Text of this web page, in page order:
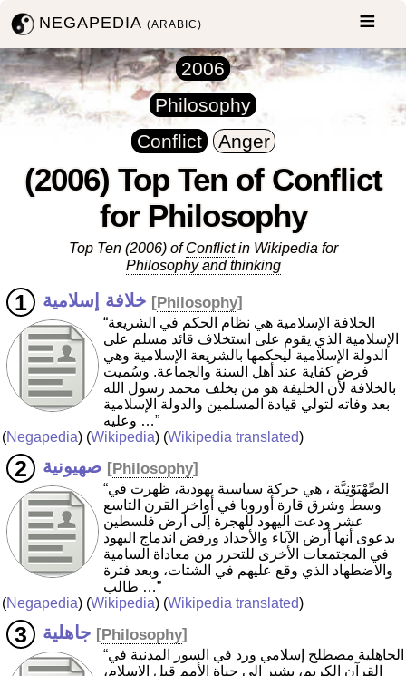
NEGAPEDIA(ARABIC)
2006
Philosophy
Conflict
Anger
(2006) Top Ten of Conflict
for Philosophy
Top Ten (2006) ofConflictin Wikipedia for
Philosophy and thinking
خلافة إسلامية [Philosophy]
“الخلافة الإسلامية هي نظام الحكم في الشريعة
الإسلامية الذي يقوم على استخلاف قائد مسلم على
الدولة الإسلامية ليحكمها بالشريعة الإسلامية وهي
فرض كفاية عند أهل السنة والجماعة. وسُميت
بالخلافة لأن الخليفة هو من يخلف محمد رسول الله
بعد وفاته لتولي قيادة المسلمين والدولة الإسلامية
وعليه …”
(Negapedia) (Wikipedia) (Wikipedia translated)
صهيونية [Philosophy]
“الصِّهْيَوْنِيَّة ‏، هي حركة سياسية يهودية، ظهرت في
وسط وشرق قارة أوروبا في أواخر القرن التاسع
عشر ودعت اليهود للهجرة إلى أرض فلسطين
بدعوى أنها أرض الآباء والأجداد ورفض اندماج اليهود
في المجتمعات الأخرى للتحرر من معاداة السامية
والاضطهاد الذي وقع عليهم في الشتات، وبعد فترة
طالب …”
(Negapedia) (Wikipedia) (Wikipedia translated)
جاهلية [Philosophy]
“الجاهلية مصطلح إسلامي ورد في السور المدنية في
القرآن الكريم، يشير إلى حياة الأمم قبل الإسلام،